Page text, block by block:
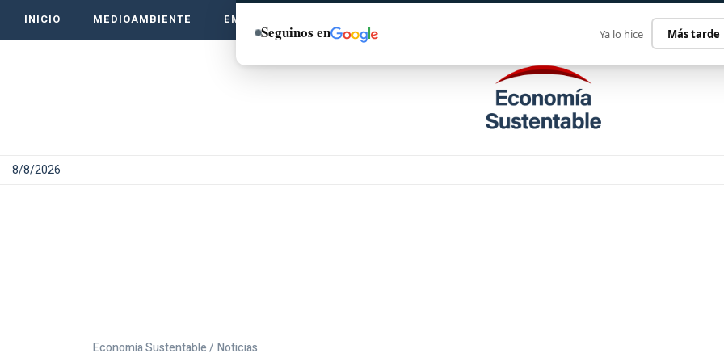
INICIO MEDIOAMBIENTE EMPRENDE VERDE
8/8/2026
Economía Sustentable / Noticias
Seguinos en Ya lo hice Más tarde